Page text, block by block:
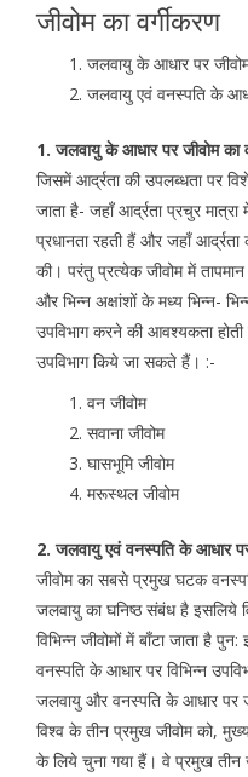
जीवोम का वर्गीकरण
जलवायु के आधार पर
जलवायु एवं वनस्पति के
1. जलवायु के आधार पर जीवोम का
जिसमें आर्द्रता की उपलब्धता पर
जाता है- जहॉं आर्द्रता प्रचुर
प्रधानता रहती हैं और जहाँ
की। परंतु प्रत्येक जीवोम में तापमान
और भिन्न अक्षांशों के मध्य भिन्न-
उपविभाग करने की आवश्यकता
उपविभाग किये जा सकते हैं। :-
वन जीवोम
सवाना जीवोम
घासभूमि जीवोम
मरूस्थल जीवोम
2. जलवायु एवं वनस्पति के आधार पर
जीवोम का सबसे प्रमुख घटक
जलवायु का घनिष्ठ संबंध है इसलिये
विभिन्न जीवोमों में बाँटा जाता है
वनस्पति के आधार पर विभिन्न
जलवायु और वनस्पति के आधार पर
विश्व के तीन प्रमुख जीवोम को,
के लिये चुना गया हैं। वे प्रमुख तीन